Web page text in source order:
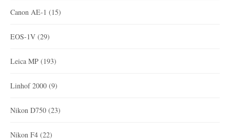
Canon AE-1 (15)
EOS-1V (29)
Leica MP (193)
Linhof 2000 (9)
Nikon D750 (23)
Nikon F4 (22)